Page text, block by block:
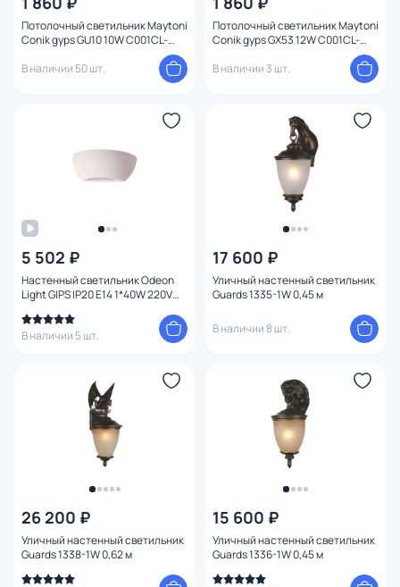
Потолочный светильник Maytoni
Conik gyps GU10 10W C001CL-
В наличии 50 шт.
Потолочный светильник Maytoni
Conik gyps GX53 12W C001CL-
В наличии 3 шт.
5 502 ₽
Настенный светильник Odeon
Light GIPS IP20 E14 1*40W 220V
В наличии 5 шт.
17 600 ₽
Уличный настенный светильник
Guards 1335-1W 0,45 м
В наличии 8 шт.
26 200 ₽
Уличный настенный светильник
Guards 1338-1W 0,62 м
15 600 ₽
Уличный настенный светильник
Guards 1336-1W 0,45 м